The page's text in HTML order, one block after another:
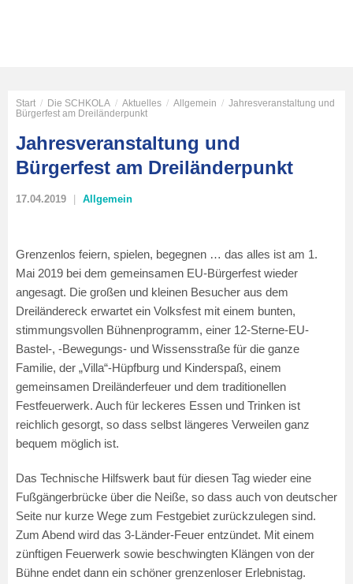
Start / Die SCHKOLA / Aktuelles / Allgemein / Jahresveranstaltung und
Bürgerfest am Dreiländerpunkt
Jahresveranstaltung und
Bürgerfest am Dreiländerpunkt
17.04.2019 Allgemein
Grenzenlos feiern, spielen, begegnen … das alles ist am 1.
Mai 2019 bei dem gemeinsamen EU-Bürgerfest wieder
angesagt. Die großen und kleinen Besucher aus dem
Dreiländereck erwartet ein Volksfest mit einem bunten,
stimmungsvollen Bühnenprogramm, einer 12-Sterne-EU-
Bastel-, -Bewegungs- und Wissensstraße für die ganze
Familie, der „Villa“-Hüpfburg und Kinderspaß, einem
gemeinsamen Dreiländerfeuer und dem traditionellen
Festfeuerwerk. Auch für leckeres Essen und Trinken ist
reichlich gesorgt, so dass selbst längeres Verweilen ganz
bequem möglich ist.
Das Technische Hilfswerk baut für diesen Tag wieder eine
Fußgängerbrücke über die Neiße, so dass auch von deutscher
Seite nur kurze Wege zum Festgebiet zurückzulegen sind.
Zum Abend wird das 3-Länder-Feuer entzündet. Mit einem
zünftigen Feuerwerk sowie beschwingten Klängen von der
Bühne endet dann ein schöner grenzenloser Erlebnistag.